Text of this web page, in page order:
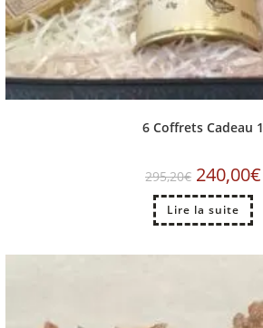
6 Coffrets Cadeau 1
295,20€ 240,00€
Lire la suite